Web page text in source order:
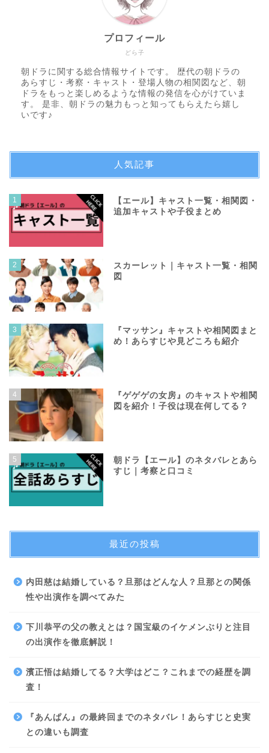
どら子
プロフィール
朝ドラに関する総合情報サイトです。 歴代の朝ドラの
あらすじ・考察・キャスト・登場人物の相関図など、朝
ドラをもっと楽しめるような情報の発信を心がけていま
す。 是非、朝ドラの魅力もっと知ってもらえたら嬉し
いです♪
人気記事
1
【エール】キャスト一覧・相関図・
追加キャストや子役まとめ
2
スカーレット｜キャスト一覧・相関
図
3
『マッサン』キャストや相関図まと
め！あらすじや見どころも紹介
4
『ゲゲゲの女房』のキャストや相関
図を紹介！子役は現在何してる？
5
朝ドラ【エール】のネタバレとあら
すじ｜考察と口コミ
最近の投稿
内田慈は結婚している？旦那はどんな人？旦那との関係
性や出演作を調べてみた
下川恭平の父の教えとは？国宝級のイケメンぶりと注目
の出演作を徹底解説！
濱正悟は結婚してる？大学はどこ？これまでの経歴を調
査！
『あんぱん』の最終回までのネタバレ！あらすじと史実
との違いも調査